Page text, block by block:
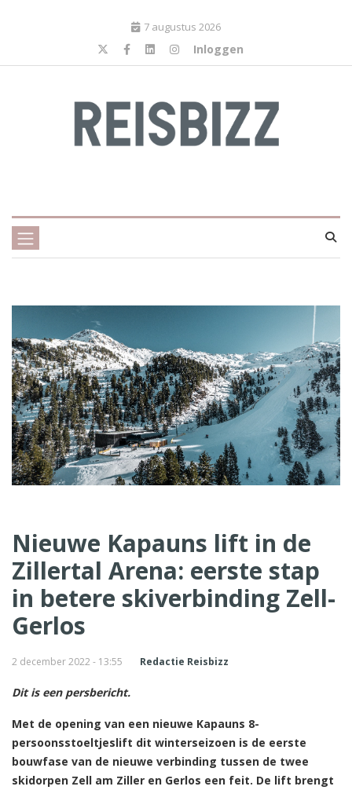
7 augustus 2026
Inloggen
Nieuwe Kapauns lift in de
Zillertal Arena: eerste stap
in betere skiverbinding Zell-
Gerlos
2 december 2022 - 13:55 Redactie Reisbizz
Dit is een persbericht.
Met de opening van een nieuwe Kapauns 8-
persoonsstoeltjeslift dit winterseizoen is de eerste
bouwfase van de nieuwe verbinding tussen de twee
skidorpen Zell am Ziller en Gerlos een feit. De lift brengt